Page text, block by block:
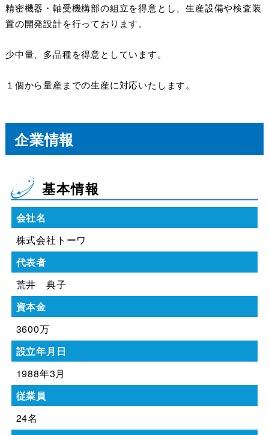
精密機器・軸受機構部の組立を得意とし、生産設備や検査装
置の開発設計を行っております。
少中量、多品種を得意としています。
１個から量産までの生産に対応いたします。
企業情報
基本情報
会社名
株式会社トーワ
代表者
荒井 典子
資本金
3600万
設立年月日
1988年3月
従業員
24名